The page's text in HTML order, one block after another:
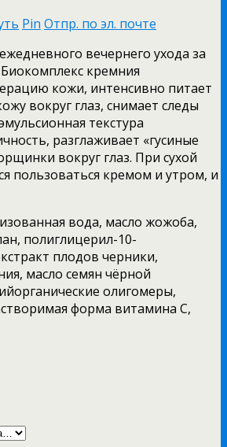
Pin Отпр. по эл. почте
вечернего ухода за
кремния
кожи, интенсивно питает
вокруг глаз, снимает следы
текстура
разглаживает «гусиные
вокруг глаз. При сухой
пользоваться кремом и утром, и
вода, масло жожоба,
полиглицерил-10-
плодов черники,
масло семян чёрной
олигомеры,
форма витамина С,